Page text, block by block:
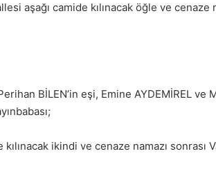
aşağı camide kılınacak öğle ve cenaze
BİLEN’in eşi, Emine AYDEMİREL ve
ikindi ve cenaze namazı sonrası